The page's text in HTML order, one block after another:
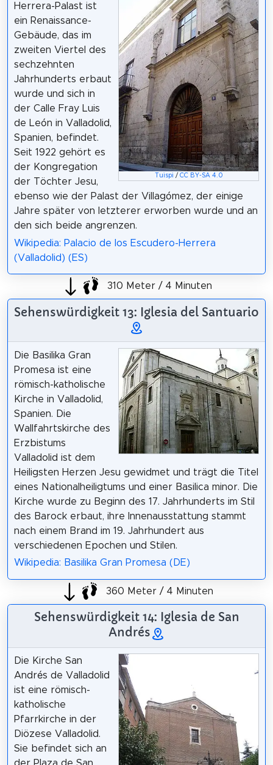
Tuispi / CC BY-SA 4.0
Herrera-Palast ist
ein Renaissance-
Gebäude, das im
zweiten Viertel des
sechzehnten
Jahrhunderts erbaut
wurde und sich in
der Calle Fray Luis
de León in Valladolid,
Spanien, befindet.
Seit 1922 gehört es
der Kongregation
der Töchter Jesu,
ebenso wie der Palast der Villagómez, der einige
Jahre später von letzterer erworben wurde und an
den sich beide angrenzen.
Wikipedia: Palacio de los Escudero-Herrera
(Valladolid) (ES)
310 Meter / 4 Minuten
Sehenswürdigkeit 13: Iglesia del Santuario
Die Basilika Gran
Promesa ist eine
römisch-katholische
Kirche in Valladolid,
Spanien. Die
Wallfahrtskirche des
Erzbistums
Valladolid ist dem
Heiligsten Herzen Jesu gewidmet und trägt die Titel
eines Nationalheiligtums und einer Basilica minor. Die
Kirche wurde zu Beginn des 17. Jahrhunderts im Stil
des Barock erbaut, ihre Innenausstattung stammt
nach einem Brand im 19. Jahrhundert aus
verschiedenen Epochen und Stilen.
Wikipedia: Basilika Gran Promesa (DE)
360 Meter / 4 Minuten
Sehenswürdigkeit 14: Iglesia de San
Andrés
Die Kirche San
Andrés de Valladolid
ist eine römisch-
katholische
Pfarrkirche in der
Diözese Valladolid.
Sie befindet sich an